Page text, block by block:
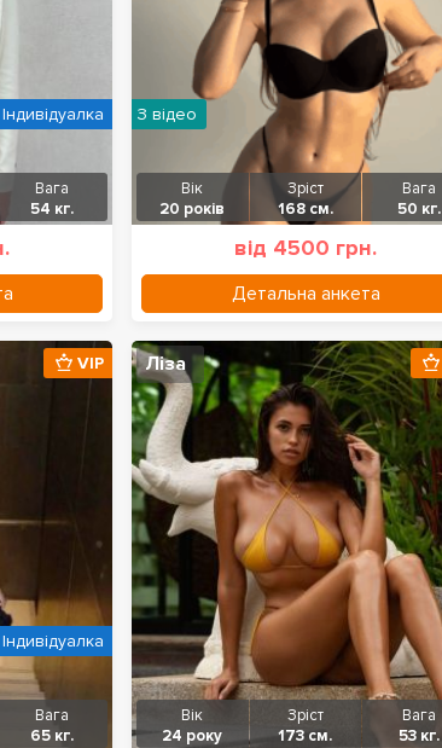
Вага
54 кг.
Індивідуалка
Вік
20 років
Зріст
168 см.
Вага
50 кг.
від 4500 грн.
Детальна анкета
З відео
Вага
65 кг.
VIP
Індивідуалка
Ліза
Вік
24 року
Зріст
173 см.
Вага
53 кг.